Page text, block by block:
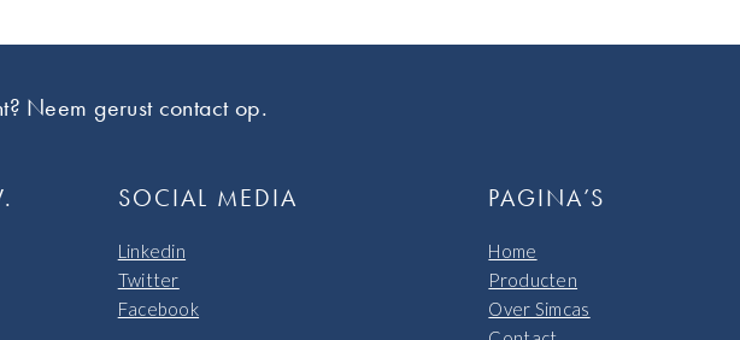
Neem gerust contact op.
SOCIAL MEDIA
Linkedin
Twitter
Facebook
PAGINA’S
Home
Producten
Over Simcas